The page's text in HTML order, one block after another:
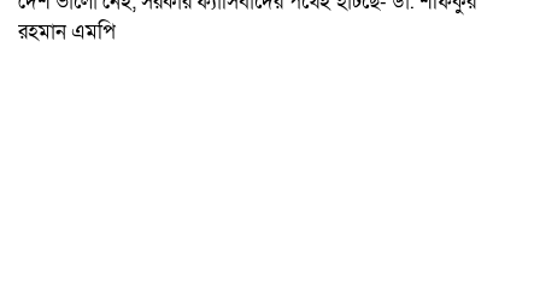
রহমান এমপি